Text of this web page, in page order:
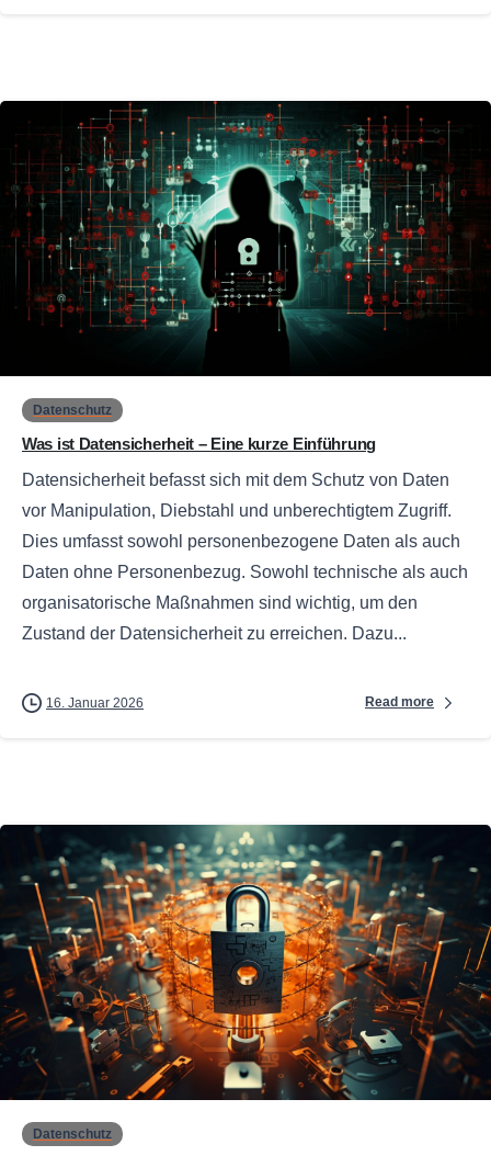
Datenschutz
Was ist Datensicherheit – Eine kurze Einführung
Datensicherheit befasst sich mit dem Schutz von Daten
vor Manipulation, Diebstahl und unberechtigtem Zugriff.
Dies umfasst sowohl personenbezogene Daten als auch
Daten ohne Personenbezug. Sowohl technische als auch
organisatorische Maßnahmen sind wichtig, um den
Zustand der Datensicherheit zu erreichen. Dazu...
16. Januar 2026 Read more
0
Datenschutz